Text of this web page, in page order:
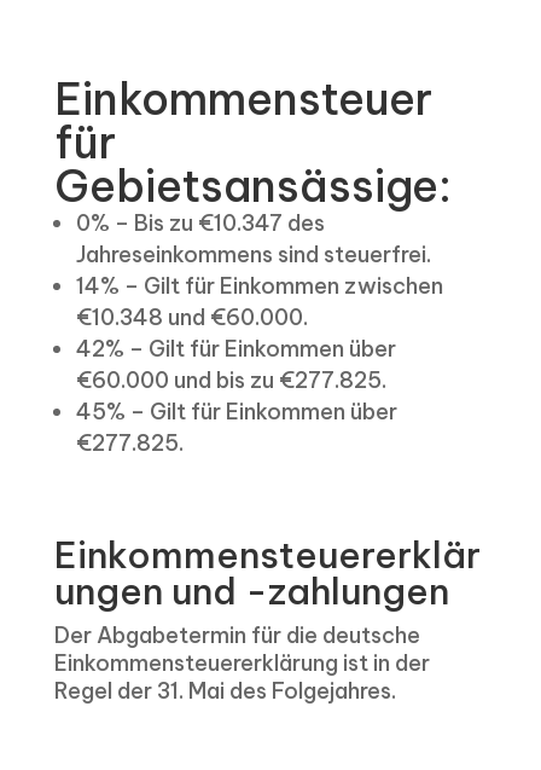
Einkommensteuer
für
Gebietsansässige:
0% – Bis zu €10.347 des
Jahreseinkommens sind steuerfrei.
14% – Gilt für Einkommen zwischen
€10.348 und €60.000.
42% – Gilt für Einkommen über
€60.000 und bis zu €277.825.
45% – Gilt für Einkommen über
€277.825.
Einkommensteuererklär
ungen und -zahlungen
Der Abgabetermin für die deutsche
Einkommensteuererklärung ist in der
Regel der 31. Mai des Folgejahres.